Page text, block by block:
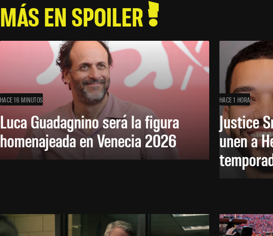
MÁS EN SPOILER
HACE 16 MINUTOS
Luca Guadagnino será la figura
homenajeada en Venecia 2026
HACE 1 HORA
Justice
unen a